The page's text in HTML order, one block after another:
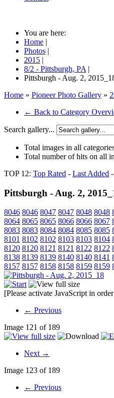
You are here:
Home |
Photos |
2015 |
8/2 - Pittsburgh, PA |
Pittsburgh - Aug. 2,
Home » Pioneer Photo Gallery »
← Back to Category
Search gallery...
Total images in all
Total number of hits on all
TOP 12: Top Rated - Last Added -
Pittsburgh - Aug. 2,
8046 8046 8047 8047 8048 8048
8064 8065 8065 8066 8066 8067
8083 8083 8084 8084 8085 8085
8101 8102 8102 8103 8103 8104
8120 8120 8121 8121 8122 8122
8138 8139 8139 8140 8140 8141
8157 8157 8158 8158 8159 8159
[Please activate JavaScript in
← Previous
Image 121 of 189
Next →
Image 123 of 189
← Previous